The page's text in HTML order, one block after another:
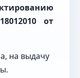
от
на выдачу